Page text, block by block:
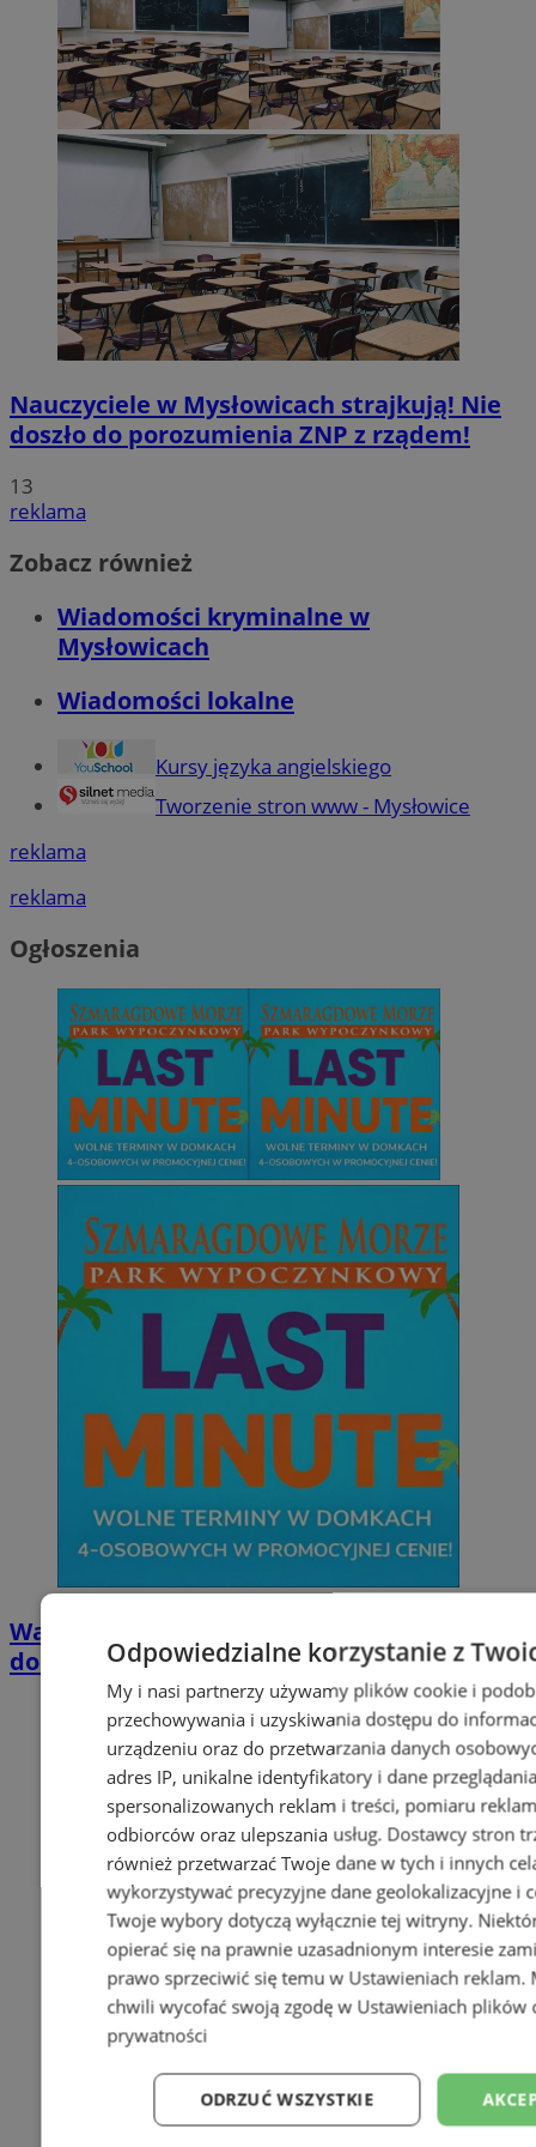
Nauczyciele w Mysłowicach strajkują! Nie
doszło do porozumienia ZNP z rządem!
13
reklama
Zobacz również
Wiadomości kryminalne w
Mysłowicach
Wiadomości lokalne
Kursy języka angielskiego
Tworzenie stron www - Mysłowice
reklama
reklama
Ogłoszenia
Wakacyjny wypoczynek nad Bałtykiem w
domkach Szmaragdowe Morze
Odpowiedzialne korzystanie z
My i nasi partnerzy używamy plików cookie i
przechowywania i uzyskiwania dostępu do
urządzeniu oraz do przetwarzania danych
adres IP, unikalne identyfikatory i dane
spersonalizowanych reklam i treści, pomiaru
odbiorców oraz ulepszania usług. Dostawcy stron
również przetwarzać Twoje dane w tych i innych
wykorzystywać precyzyjne dane geolokalizacyjne i
Twoje wybory dotyczą wyłącznie tej witryny.
opierać się na prawnie uzasadnionym interesie
prawo sprzeciwić się temu w Ustawieniach reklam.
chwili wycofać swoją zgodę w Ustawieniach plików
prywatności
ODRZUĆ WSZYSTKIE